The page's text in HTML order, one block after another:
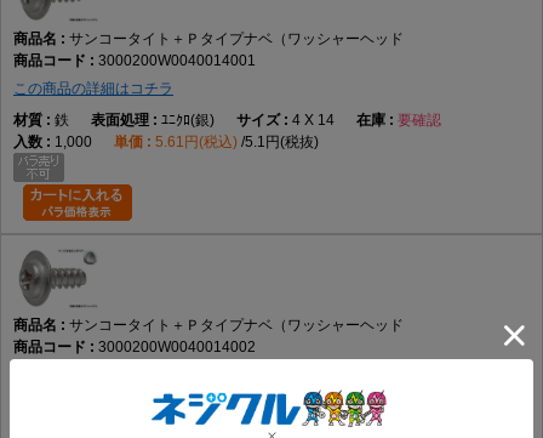
サンコータイト＋Ｐタイプナベ（ワッシャーヘッド
3000200W0040014001
この商品の詳細はコチラ
鉄
ﾕﾆｸﾛ(銀) 4 X 14
要確認
1,000
5.61円(税込) 5.1円(税抜)
サンコータイト＋Ｐタイプナベ（ワッシャーヘッド
3000200W0040014002
ｸﾛﾒｰﾄ(黄土) 4 X 14
5.61円(税込) 5.1円(税抜)